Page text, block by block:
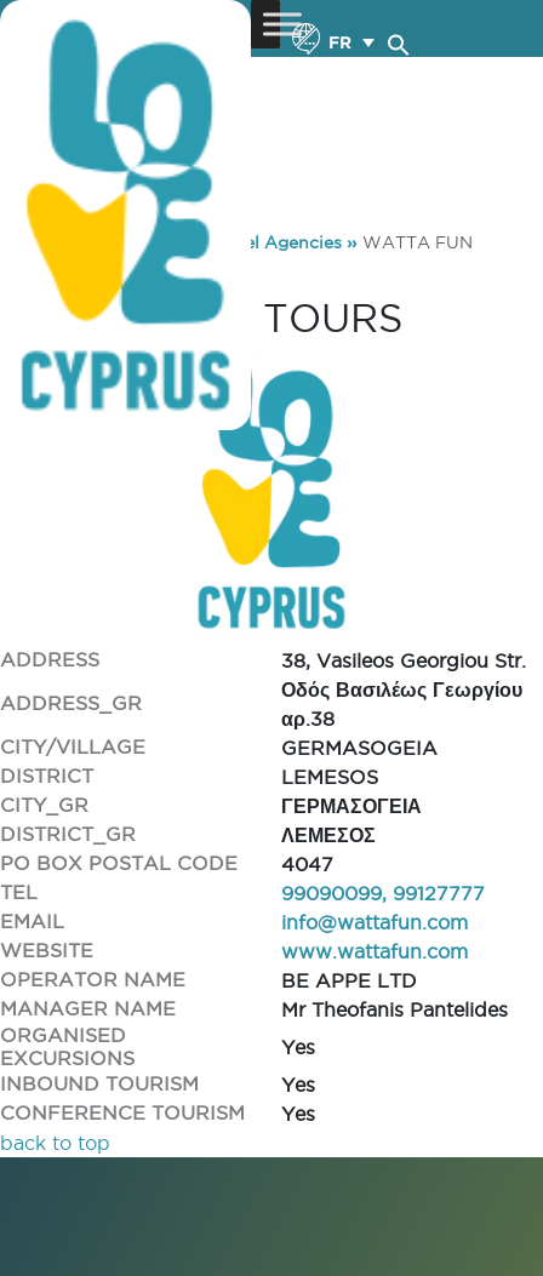
FR
You are here: Home »Travel Agencies » WATTA FUN
TOURS
WATTA FUN TOURS
ADDRESS
38, Vasileos Georgiou Str.
ADDRESS_GR
Οδός Βασιλέως Γεωργίου
αρ.38
CITY/VILLAGE
GERMASOGEIA
DISTRICT
LEMESOS
CITY_GR
ΓΕΡΜΑΣΟΓΕΙΑ
DISTRICT_GR
ΛΕΜΕΣΟΣ
PO BOX POSTAL CODE
4047
TEL
99090099, 99127777
EMAIL
info@wattafun.com
WEBSITE
www.wattafun.com
OPERATOR NAME
BE APPE LTD
MANAGER NAME
Mr Theofanis Pantelides
ORGANISED
EXCURSIONS
Yes
INBOUND TOURISM
Yes
CONFERENCE TOURISM
Yes
back to top